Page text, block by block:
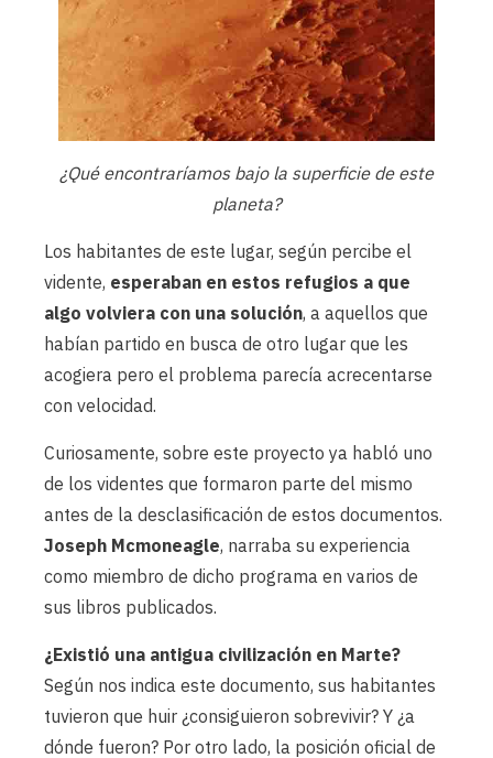
¿Qué encontraríamos bajo la superficie de este
planeta?
Los habitantes de este lugar, según percibe el
vidente, esperaban en estos refugios a que
algo volviera con una solución, a aquellos que
habían partido en busca de otro lugar que les
acogiera pero el problema parecía acrecentarse
con velocidad.
Curiosamente, sobre este proyecto ya habló uno
de los videntes que formaron parte del mismo
antes de la desclasificación de estos documentos.
Joseph Mcmoneagle, narraba su experiencia
como miembro de dicho programa en varios de
sus libros publicados.
¿Existió una antigua civilización en Marte?
Según nos indica este documento, sus habitantes
tuvieron que huir ¿consiguieron sobrevivir? Y ¿a
dónde fueron? Por otro lado, la posición oficial de